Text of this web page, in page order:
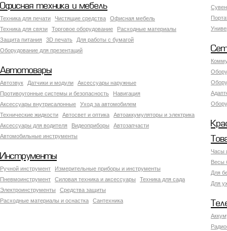
Офисная техника и мебель
Техника для печати Чистящие средства
Офисная мебель
Техника для связи
Торговое оборудование
Расходные материалы
Защита питания
3D печать
Для работы с бумагой
Оборудование для презентаций
Автотовары
Автозвук Датчики и модули
Аксессуары наружные
Противоугонные системы и безопасность
Навигация
Аксесcуары внутрисалонные
Уход за автомобилем
Технические жидкости
Автосвет и оптика
Автоаккумуляторы и электрика
Аксессуары для водителя
Видеоприборы
Автозапчасти
Автомобильные инструменты
Часы
Весы
Для
Для
Инструменты
Ручной инструмент
Измерительные приборы и инструменты
Пневмоинструмент
Силовая техника и аксессуары
Техника для сада
Электроинструменты
Средства защиты
Расходные материалы и оснастка
Сантехника